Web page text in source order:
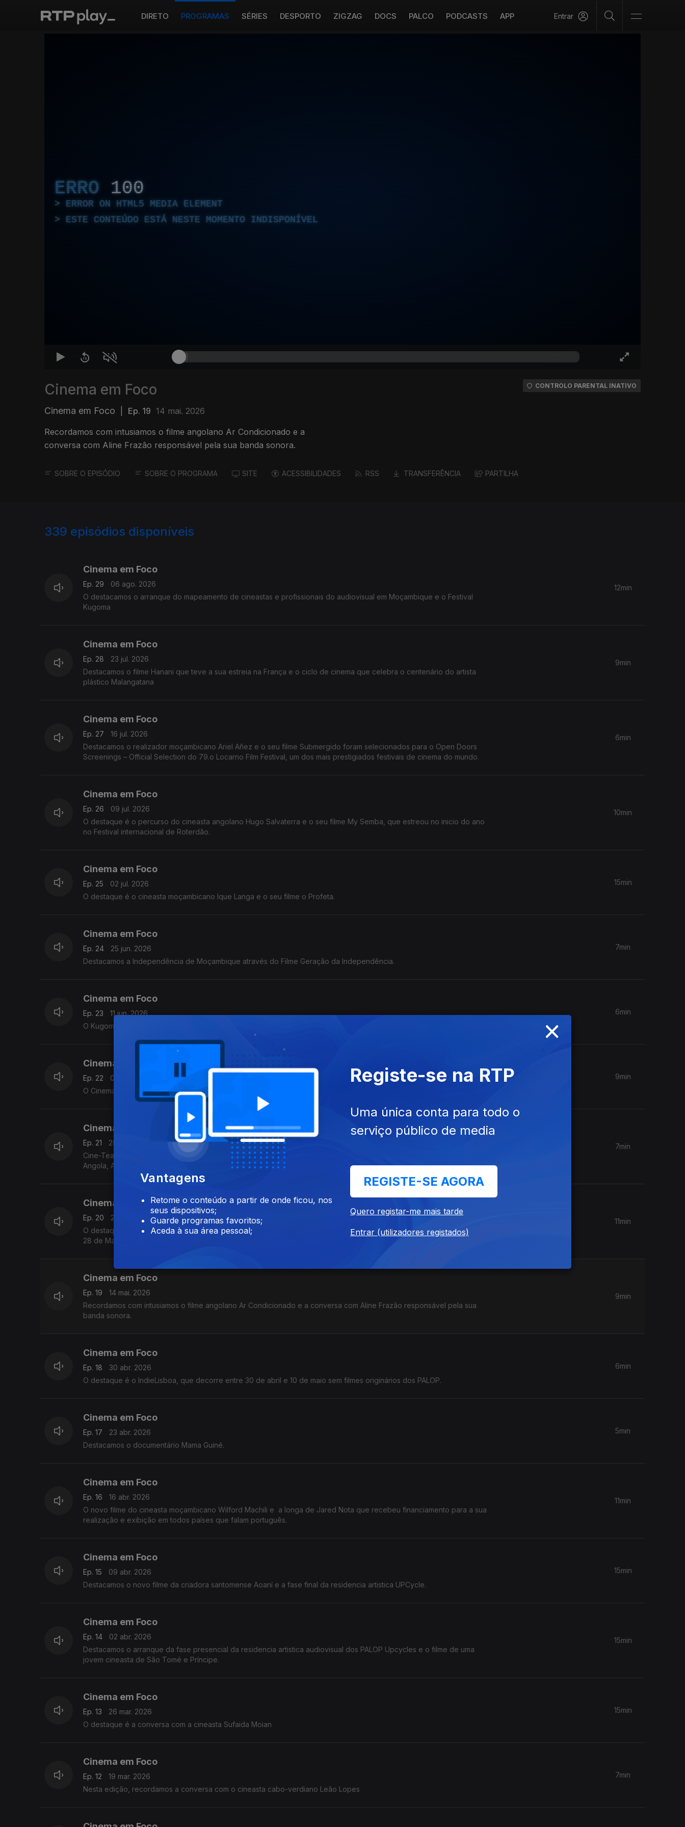
DIRETO PROGRAMAS SÉRIES DESPORTO ZIGZAG DOCS PALCO PODCASTS APP Entrar
ERRO 100
ERROR ON HTML5 MEDIA ELEMENT
ESTE CONTEÚDO ESTÁ NESTE MOMENTO INDISPONÍVEL
Cinema em Foco
Cinema em Foco Ep. 19 14 mai. 2026
Recordamos com intusiamos o filme angolano Ar Condicionado e a
conversa com Aline Frazão responsável pela sua banda sonora.
CONTROLO PARENTAL INATIVO
SOBRE O EPISÓDIO SOBRE O PROGRAMA SITE ACESSIBILIDADES RSS TRANSFERÊNCIA PARTILHA
339 episódios disponíveis
Cinema em Foco
Ep. 29
06 ago. 2026
O destacamos o arranque do mapeamento de cineastas e profissionais do audiovisual em Moçambique e o Festival
Kugoma
12min
Cinema em Foco
Ep. 28
23 jul. 2026
Destacamos o filme Hanani que teve a sua estreia na França e o ciclo de cinema que celebra o centenário do artista
plástico Malangatana
9min
Cinema em Foco
Ep. 27
16 jul. 2026
Destacamos o realizador moçambicano Ariel Añez e o seu filme Submergido foram selecionados para o Open Doors
Screenings – Official Selection do 79.o Locarno Film Festival, um dos mais prestigiados festivais de cinema do mundo.
6min
Cinema em Foco
Ep. 26
09 jul. 2026
O destaque é o percurso do cineasta angolano Hugo Salvaterra e o seu filme My Semba, que estreou no inicio do ano
no Festival internacional de Roterdão.
10min
Cinema em Foco
Ep. 25
02 jul. 2026
O destaque é o cineasta moçambicano Ique Langa e o seu filme o Profeta.
15min
Cinema em Foco
Ep. 24
25 jun. 2026
Destacamos a Independência de Moçambique através do Filme Geração da Independência.
7min
Cinema em Foco
Ep. 23
11 jun. 2026
O Kugoma, o maior festival de cinema de Moçambique, recebe filmes dos PALOP até 30 de Junho
6min
Cinema em Foco
Ep. 22
04 jun. 2026
O Cinema em Foco, hoje destaca o cineasta Flora Gomes.
9min
Cinema em Foco
Ep. 21
28 mai. 2026
Cine-Teatro Scala, acolhe a mostra de cinema “Encontros no Cinema: Da Memória à Identidade”, reunindo filmes de
Angola, Argentina, Brasil, Cabo Verde, Cuba, Espanha, Moçambique e Portugal.
7min
Cinema em Foco
Ep. 20
21 mai. 2026
O destaque é o filme Banzo, que venceu 10 prémios e a Mostra de Cinema que tem lugar em Maputo, Moçambique, até
28 de Maio, juntando filmes de mais de cinco países.
11min
Cinema em Foco
Ep. 19
14 mai. 2026
Recordamos com intusiamos o filme angolano Ar Condicionado e a conversa com Aline Frazão responsável pela sua
banda sonora.
9min
Cinema em Foco
Ep. 18
30 abr. 2026
O destaque é o IndieLisboa, que decorre entre 30 de abril e 10 de maio sem filmes originários dos PALOP.
6min
Cinema em Foco
Ep. 17
23 abr. 2026
Destacamos o documentário Mama Guiné.
5min
Cinema em Foco
Ep. 16
16 abr. 2026
O novo filme do cineasta moçambicano Wilford Machili e a longa de Jared Nota que recebeu financiamento para a sua
realização e exibição em todos países que falam português.
11min
Cinema em Foco
Ep. 15
09 abr. 2026
Destacamos o novo filme da criadora santomense Aoaní e a fase final da residencia artistica UPCycle.
15min
Cinema em Foco
Ep. 14
02 abr. 2026
Destacamos o arranque da fase presencial da residencia artistica audiovisual dos PALOP Upcycles e o filme de uma
jovem cineasta de São Tomé e Príncipe.
15min
Cinema em Foco
Ep. 13
26 mar. 2026
O destaque é a conversa com a cineasta Sufaida Moian
15min
Cinema em Foco
Ep. 12
19 mar. 2026
Nesta edição, recordamos a conversa com o cineasta cabo-verdiano Leão Lopes
7min
×
Vantagens
Retome o conteúdo a partir de onde ficou, nos
seus dispositivos;
Guarde programas favoritos;
Aceda à sua área pessoal;
Registe-se na RTP
Uma única conta para todo o
serviço público de media
REGISTE-SE AGORA
Quero registar-me mais tarde
Entrar (utilizadores registados)